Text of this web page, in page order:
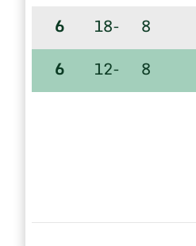
8
-18
6
8
-12
6